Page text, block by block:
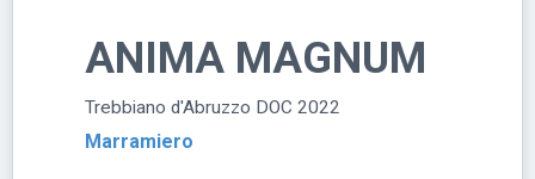
ANIMA MAGNUM
Trebbiano d'Abruzzo DOC 2022
Marramiero